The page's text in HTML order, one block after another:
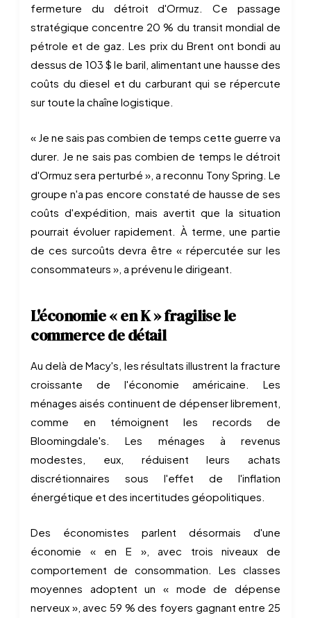
fermeture du détroit d'Ormuz. Ce passage
stratégique concentre 20 % du transit mondial de
pétrole et de gaz. Les prix du Brent ont bondi au
dessus de 103 $ le baril, alimentant une hausse des
coûts du diesel et du carburant qui se répercute
sur toute la chaîne logistique.
« Je ne sais pas combien de temps cette guerre va
durer. Je ne sais pas combien de temps le détroit
d'Ormuz sera perturbé », a reconnu Tony Spring. Le
groupe n'a pas encore constaté de hausse de ses
coûts d'expédition, mais avertit que la situation
pourrait évoluer rapidement. À terme, une partie
de ces surcoûts devra être « répercutée sur les
consommateurs », a prévenu le dirigeant.
L'économie « en K » fragilise le
commerce de détail
Au delà de Macy's, les résultats illustrent la fracture
croissante de l'économie américaine. Les
ménages aisés continuent de dépenser librement,
comme en témoignent les records de
Bloomingdale's. Les ménages à revenus
modestes, eux, réduisent leurs achats
discrétionnaires sous l'effet de l'inflation
énergétique et des incertitudes géopolitiques.
Des économistes parlent désormais d'une
économie « en E », avec trois niveaux de
comportement de consommation. Les classes
moyennes adoptent un « mode de dépense
nerveux », avec 59 % des foyers gagnant entre 25